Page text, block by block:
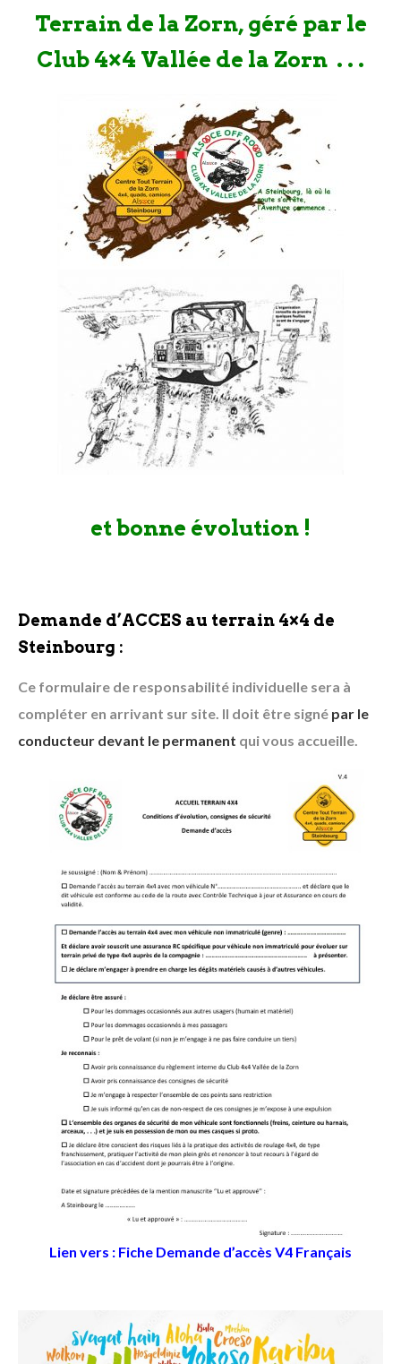
Terrain de la Zorn, géré par le
Club 4×4 Vallée de la Zorn . . .
et bonne évolution !
Demande d’ACCES au terrain 4×4 de
Steinbourg :
Ce formulaire de responsabilité individuelle sera à
compléter en arrivant sur site. Il doit être signé par le
conducteur devant le permanent qui vous accueille.
Lien vers : Fiche Demande d’accès V4 Français